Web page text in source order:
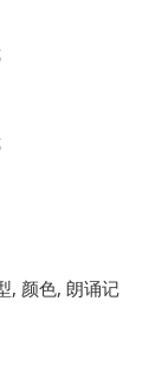
, 颜色, 朗诵记